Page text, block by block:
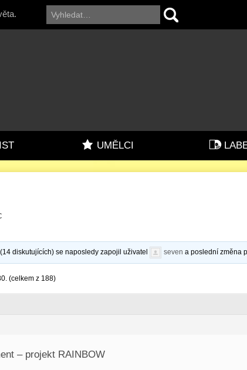
UMĚLCI
diskutujících) se naposledy zapojil uživatel seven a poslední změna
(celkem z 188)
– projekt RAINBOW